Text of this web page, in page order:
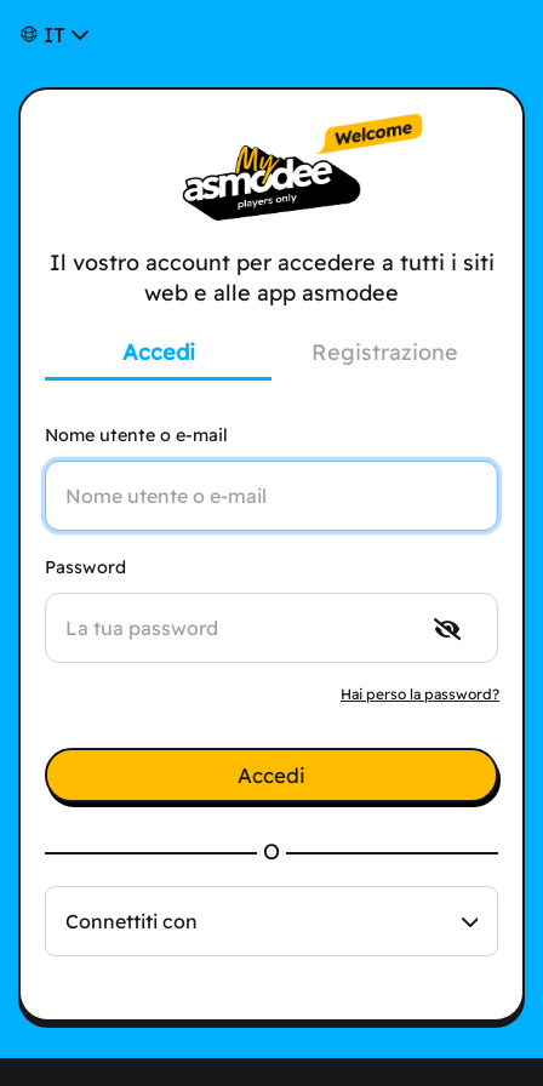
IT
Il vostro account per accedere a tutti i siti
web e alle app asmodee
Accedi Registrazione
Nome utente o e-mail
Password
Hai perso la password?
Accedi
O
Connettiti con